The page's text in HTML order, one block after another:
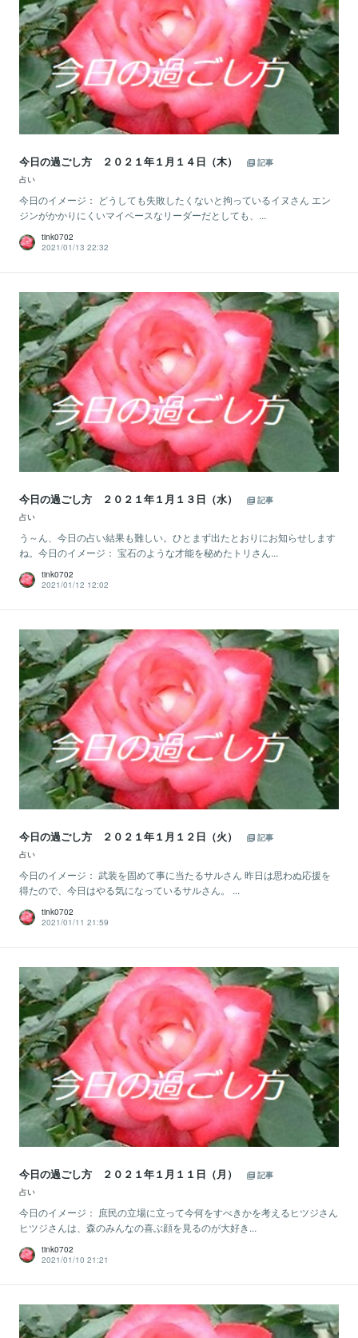
今日の過ごし方 ２０２１年１月１４日（木）
記事
占い
今日のイメージ： どうしても失敗したくないと拘っているイヌさん エン
ジンがかかりにくいマイペースなリーダーだとしても、...
tink0702
2021/01/13 22:32
今日の過ごし方 ２０２１年１月１３日（水）
記事
占い
う～ん、今日の占い結果も難しい。ひとまず出たとおりにお知らせします
ね。今日のイメージ： 宝石のような才能を秘めたトリさん...
tink0702
2021/01/12 12:02
今日の過ごし方 ２０２１年１月１２日（火）
記事
占い
今日のイメージ： 武装を固めて事に当たるサルさん 昨日は思わぬ応援を
得たので、今日はやる気になっているサルさん。 ...
tink0702
2021/01/11 21:59
今日の過ごし方 ２０２１年１月１１日（月）
記事
占い
今日のイメージ： 庶民の立場に立って今何をすべきかを考えるヒツジさん
ヒツジさんは、森のみんなの喜ぶ顔を見るのが大好き...
tink0702
2021/01/10 21:21